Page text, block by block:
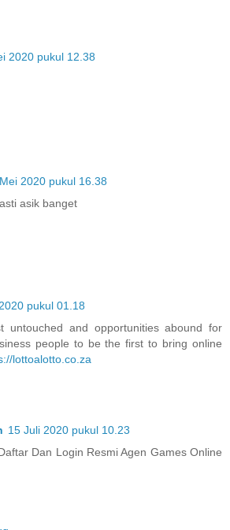
2020 pukul 12.38
2020 pukul 16.38
asik banget
pukul 01.18
untouched and opportunities abound for
people to be the first to bring online
lottoalotto.co.za
15 Juli 2020 pukul 10.23
Dan Login Resmi Agen Games Online